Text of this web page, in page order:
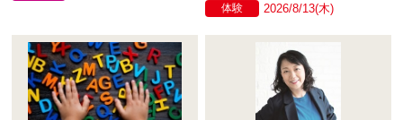
体験 2026/8/13(木)